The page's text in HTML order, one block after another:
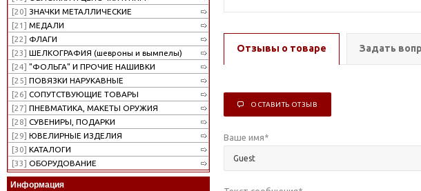
[20] ЗНАЧКИ МЕТАЛЛИЧЕСКИЕ
[21] МЕДАЛИ
[22] ФЛАГИ
[23] ШЕЛКОГРАФИЯ (шевроны и вымпелы)
[24] "ФОЛЬГА" И ПРОЧИЕ НАШИВКИ
[25] ПОВЯЗКИ НАРУКАВНЫЕ
[26] СОПУТСТВУЮЩИЕ ТОВАРЫ
[27] ПНЕВМАТИКА, МАКЕТЫ ОРУЖИЯ
[28] СУВЕНИРЫ, ПОДАРКИ
[29] ЮВЕЛИРНЫЕ ИЗДЕЛИЯ
[30] КАТАЛОГИ
[33] ОБОРУДОВАНИЕ
Информация
Отзывы о товаре Задать
ОСТАВИТЬ ОТЗЫВ
Ваше имя*